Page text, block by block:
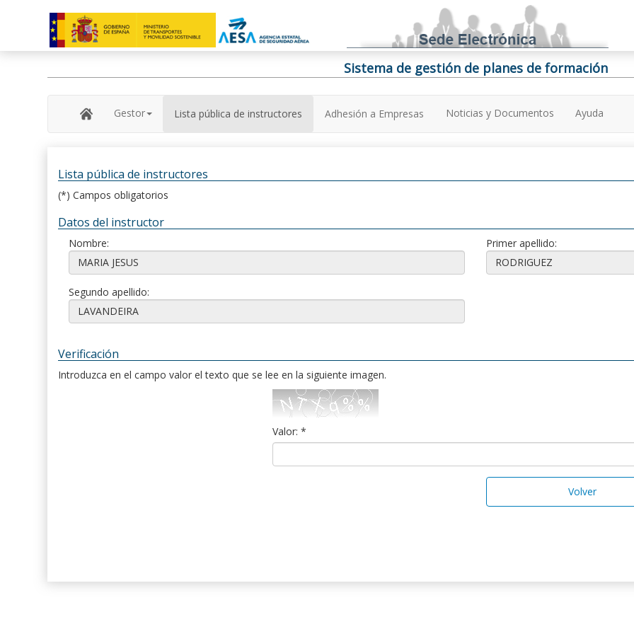
Sistema de gestión de planes de formación
Gestor Lista pública de instructores Adhesión a Empresas Noticias y Documentos Ayuda
Lista pública de instructores
(*) Campos obligatorios
Datos del instructor
Nombre: Primer apellido:
Segundo apellido:
Verificación
Introduzca en el campo valor el texto que se lee en la siguiente imagen.
Valor: *
Volver